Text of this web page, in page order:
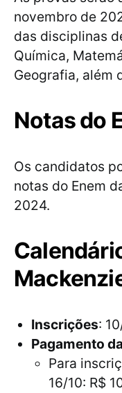
novembro de
das disciplinas
Química,
Geografia, além
Notas do
Os candidatos
notas do Enem
2024.
Inscrições:
Pagamento
Para
16/10: R$